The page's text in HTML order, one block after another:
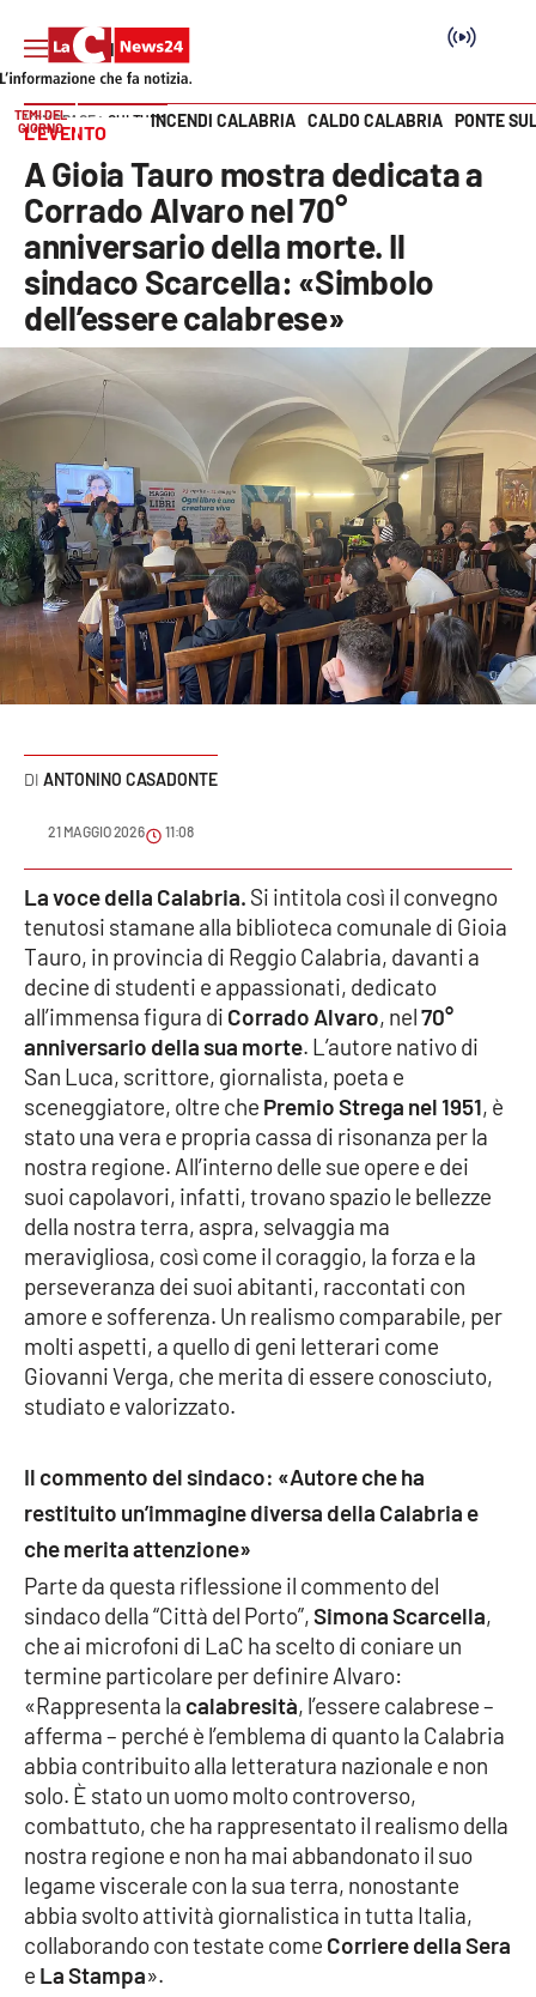
Cronaca
Politica
Attualità
Economia e lavoro
Italia Mondo
Sanità
Sport
Cultura
VIDEO
Ambiente
Cronaca
Cultura
Economia e Lavoro
Politica
Sanità
Società
RUBRICHE
Good Morning Vietnam
Parchi Marini Calabria
Leggendo Alvaro insieme
Imprese Di Calabria
Le perfidie di Antonella Grippo
Venti di comunicazione
STREAMING
Vai
TEMI DEL
GIORNO
INCENDI CALABRIA CALDO CALABRIA PONTE
HOME PAGE CULTURA
L’EVENTO
A Gioia Tauro mostra dedicata a
Corrado Alvaro nel 70°
anniversario della morte. Il
sindaco Scarcella: «Simbolo
dell’essere calabrese»
ANTONINO CASADONTE
21 MAGGIO 2026 11:08
La voce della Calabria. Si intitola così il convegno
tenutosi stamane alla biblioteca comunale di Gioia
Tauro, in provincia di Reggio Calabria, davanti a
decine di studenti e appassionati, dedicato
all’immensa figura di Corrado Alvaro, nel70°
anniversario della sua morte. L’autore nativo di
San Luca, scrittore, giornalista, poeta e
sceneggiatore, oltre che Premio Strega nel 1951, è
stato una vera e propria cassa di risonanza per la
nostra regione. All’interno delle sue opere e dei
suoi capolavori, infatti, trovano spazio le bellezze
della nostra terra, aspra, selvaggia ma
meravigliosa, così come il coraggio, la forza e la
perseveranza dei suoi abitanti, raccontati con
amore e sofferenza. Un realismo comparabile, per
molti aspetti, a quello di geni letterari come
Giovanni Verga, che merita di essere conosciuto,
studiato e valorizzato.
Il commento del sindaco: «Autore che ha
restituito un’immagine diversa della Calabria e
che merita attenzione»
Parte da questa riflessione il commento del
sindaco della “Città del Porto”,Simona Scarcella,
che ai microfoni di LaC ha scelto di coniare un
termine particolare per definire Alvaro:
«Rappresenta la calabresità, l’essere calabrese –
afferma – perché è l’emblema di quanto la Calabria
abbia contribuito alla letteratura nazionale e non
solo. È stato un uomo molto controverso,
combattuto, che ha rappresentato il realismo della
nostra regione e non ha mai abbandonato il suo
legame viscerale con la sua terra, nonostante
abbia svolto attività giornalistica in tutta Italia,
collaborando con testate come Corriere della Sera
e La Stampa».